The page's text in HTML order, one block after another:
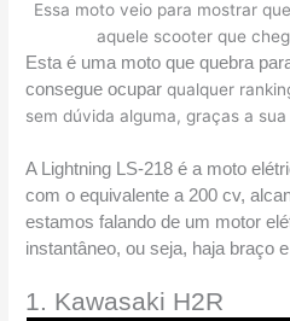
Essa moto veio para mostrar
aquele scooter que
Esta é uma moto que quebra
consegue ocupar qualquer
sem dúvida alguma, graças a
A Lightning LS-218 é a moto
com o equivalente a 200 cv,
estamos falando de um motor
instantâneo, ou seja, haja braço
1. Kawasaki H2R